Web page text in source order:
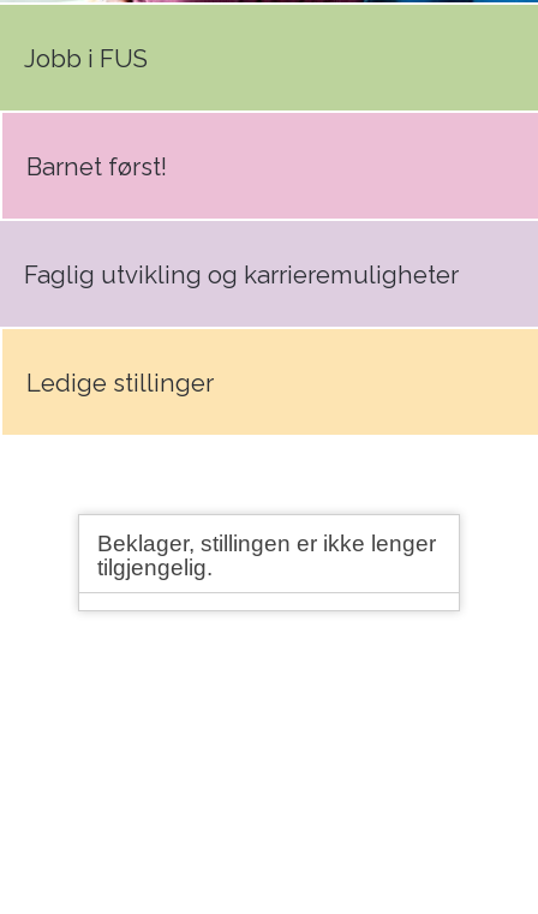
Jobb i FUS
Barnet først!
Faglig utvikling og karrieremuligheter
Ledige stillinger